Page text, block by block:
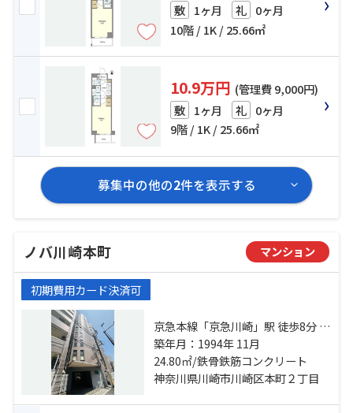
敷 1ヶ月 礼 0ヶ月
10階 / 1K / 25.66㎡
10.9万円 (管理費 9,000円)
敷 1ヶ月 礼 0ヶ月
9階 / 1K / 25.66㎡
募集中の他の2件を表示する
ノバ川崎本町 マンション
初期費用カード決済可
京急本線「京急川崎」駅 徒歩8分 京
浜東北線「川崎」駅 徒歩10分 京急
大師線「港町」駅 徒歩10分
築年月：1994年 11月
24.80㎡/鉄骨鉄筋コンクリート
神奈川県川崎市川崎区本町２丁目